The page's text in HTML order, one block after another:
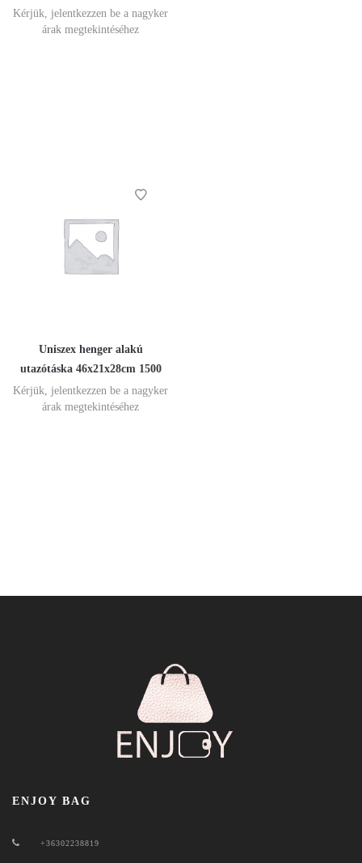
Kérjük, jelentkezzen be a nagyker
árak megtekintéséhez
Uniszex henger alakú
utazótáska 46x21x28cm 1500
Kérjük, jelentkezzen be a nagyker
árak megtekintéséhez
ENJOY BAG
+36302238819